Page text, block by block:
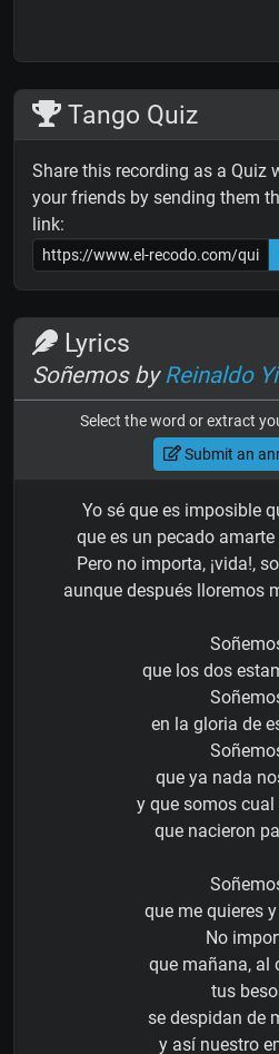
Tango Quiz
Share this recording as a Quiz
your friends by sending them
link:
Lyrics
Soñemos byReinaldo
Select the word or extract
Submit an
Yo sé que es imposible
que es un pecado
Pero no importa, ¡vida!,
aunque después lloremos
que los dos
en la gloria de
que ya nada
y que somos
que nacieron
que me quieres
No
que mañana, al
tus
se despidan de
y así nuestro